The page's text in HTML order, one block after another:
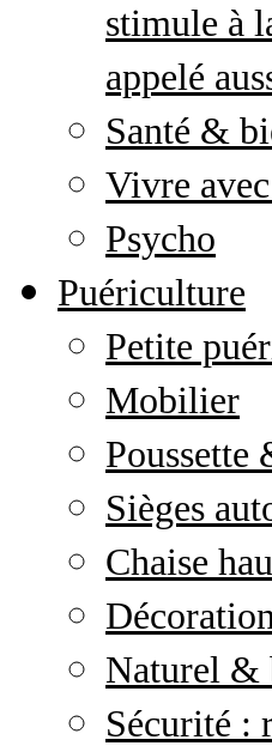
stimule à
appelé
Santé &
Vivre
Psycho
Puériculture
Petite
Mobilier
Poussette
Sièges
Chaise
Décoration
Naturel &
Sécurité :